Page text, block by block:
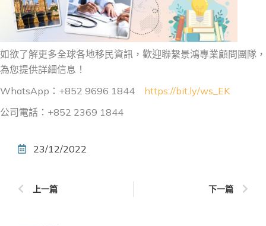
如欲了解更多全球各地移民資訊，歡迎聯繫景鴻專業顧問團隊，
為您提供詳細信息！
WhatsApp：+852 9696 1844 https://bit.ly/ws_EK
公司電話：+852 2369 1844
23/12/2022
上一篇 下一篇